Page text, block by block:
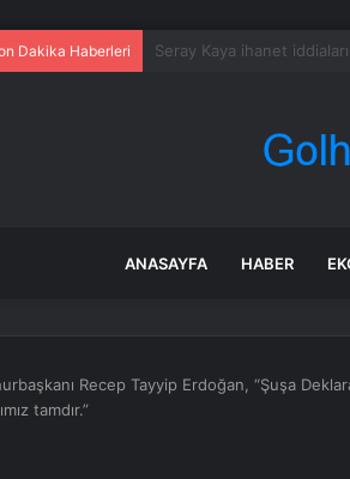
Dakika Haberleri Ünlü iş insanı Alaaddin
ANASAYFA HABER
Recep Tayyip Erdoğan, “Şuşa
tamdır.”